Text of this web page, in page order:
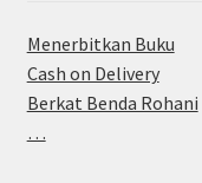
Menerbitkan Buku
Cash on Delivery
Berkat Benda Rohani
…